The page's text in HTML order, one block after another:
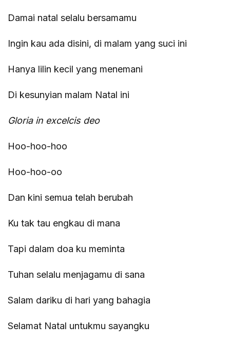
Damai natal selalu bersamamu
Ingin kau ada disini, di malam yang suci ini
Hanya lilin kecil yang menemani
Di kesunyian malam Natal ini
Gloria in excelcis deo
Hoo-hoo-hoo
Hoo-hoo-oo
Dan kini semua telah berubah
Ku tak tau engkau di mana
Tapi dalam doa ku meminta
Tuhan selalu menjagamu di sana
Salam dariku di hari yang bahagia
Selamat Natal untukmu sayangku